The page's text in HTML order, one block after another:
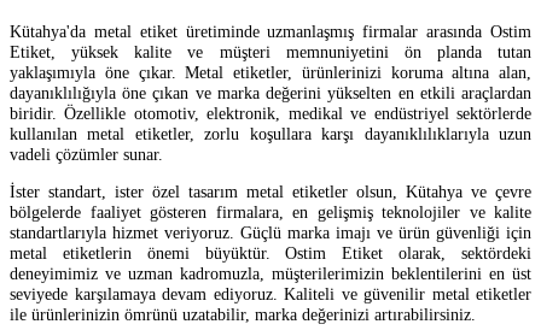
Kütahya'da metal etiket üretiminde uzmanlaşmış firmalar arasında Ostim
Etiket, yüksek kalite ve müşteri memnuniyetini ön planda tutan
yaklaşımıyla öne çıkar. Metal etiketler, ürünlerinizi koruma altına alan,
dayanıklılığıyla öne çıkan ve marka değerini yükselten en etkili araçlardan
biridir. Özellikle otomotiv, elektronik, medikal ve endüstriyel sektörlerde
kullanılan metal etiketler, zorlu koşullara karşı dayanıklılıklarıyla uzun
vadeli çözümler sunar.
İster standart, ister özel tasarım metal etiketler olsun, Kütahya ve çevre
bölgelerde faaliyet gösteren firmalara, en gelişmiş teknolojiler ve kalite
standartlarıyla hizmet veriyoruz. Güçlü marka imajı ve ürün güvenliği için
metal etiketlerin önemi büyüktür. Ostim Etiket olarak, sektördeki
deneyimimiz ve uzman kadromuzla, müşterilerimizin beklentilerini en üst
seviyede karşılamaya devam ediyoruz. Kaliteli ve güvenilir metal etiketler
ile ürünlerinizin ömrünü uzatabilir, marka değerinizi artırabilirsiniz.